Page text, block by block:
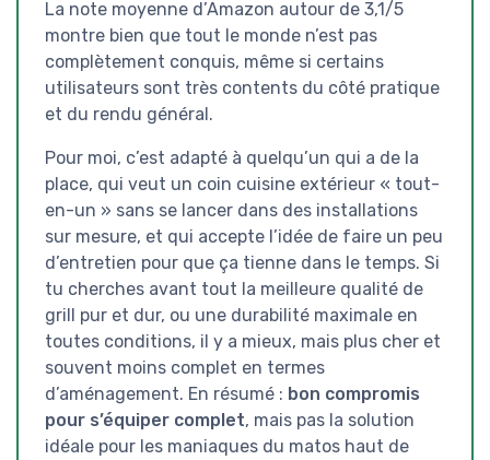
La note moyenne d’Amazon autour de 3,1/5
montre bien que tout le monde n’est pas
complètement conquis, même si certains
utilisateurs sont très contents du côté pratique
et du rendu général.
Pour moi, c’est adapté à quelqu’un qui a de la
place, qui veut un coin cuisine extérieur « tout-
en-un » sans se lancer dans des installations
sur mesure, et qui accepte l’idée de faire un peu
d’entretien pour que ça tienne dans le temps. Si
tu cherches avant tout la meilleure qualité de
grill pur et dur, ou une durabilité maximale en
toutes conditions, il y a mieux, mais plus cher et
souvent moins complet en termes
d’aménagement. En résumé : bon compromis
pour s’équiper complet, mais pas la solution
idéale pour les maniaques du matos haut de